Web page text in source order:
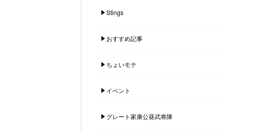
Stings
おすすめ記事
ちょいモテ
イベント
グレート家康公葵武将隊